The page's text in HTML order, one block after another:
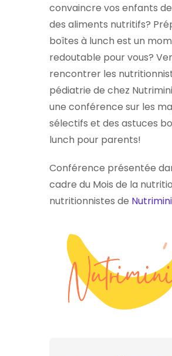
convaincre vos enfants
des aliments nutritifs?
boîtes à lunch est un
redoutable pour vous?
rencontrer les
pédiatrie de chez
une conférence sur les
sélectifs et des astuces
lunch pour parents!
Conférence présentée
cadre du Mois de la
nutritionnistes de Nutrimini